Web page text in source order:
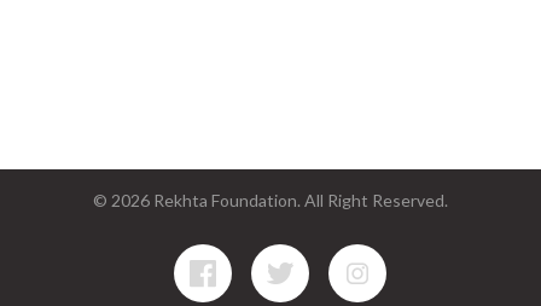
© 2026 Rekhta Foundation. All Right Reserved.